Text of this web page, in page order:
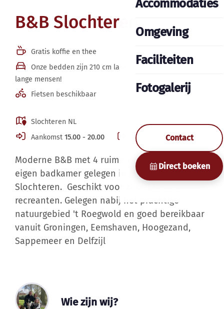
B&B Slochteren
Moderne B&B met 4 ruime kamers met elk een
eigen badkamer gelegen in het mooie
Slochteren. Geschikt voor zakelijke gasten en
recreanten. Gelegen nabij het prachtige
natuurgebied 't Roegwold en goed bereikbaar
vanuit Groningen, Eemshaven, Hoogezand,
Sappemeer en Delfzijl
Gratis koffie en thee
Onze bedden zijn 210 cm lang. Dus ook geschikt voor
lange mensen!
Fietsen beschikbaar
Slochteren NL
Aankomst 15.00 - 20.00 Vertrek 10.30
Wie zijn wij?
Accommodaties
Omgeving
Faciliteiten
Fotogalerij
Contact
Direct boeken